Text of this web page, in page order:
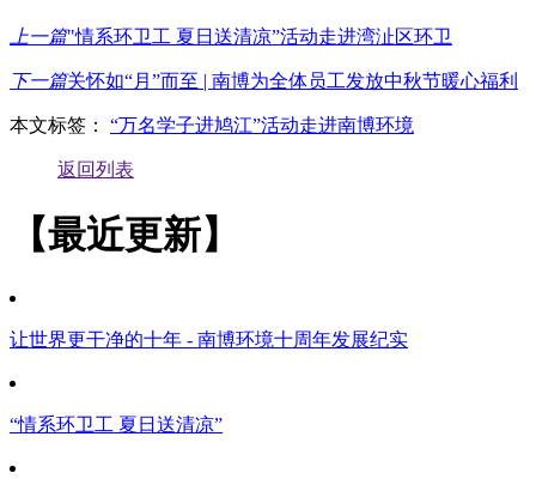
上一篇"情系环卫工 夏日送清凉”活动走进湾沚区环卫
下一篇关怀如“月”而至 | 南博为全体员工发放中秋节暖心福利
本文标签： “万名学子进鸠江”活动走进南博环境
返回列表
【最近更新】
让世界更干净的十年 - 南博环境十周年发展纪实
“情系环卫工 夏日送清凉”